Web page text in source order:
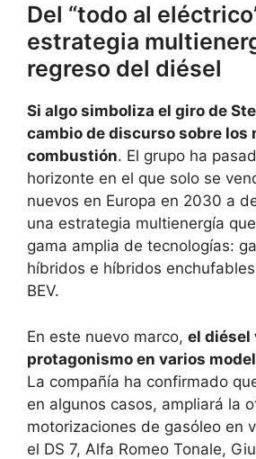
Del “todo al
estrategia
regreso del diésel
Si algo simboliza el giro de
cambio de discurso sobre los
combustión. El grupo ha
horizonte en el que solo se
nuevos en Europa en 2030 a
una estrategia multienergía
gama amplia de tecnologías:
híbridos e híbridos
BEV.
En este nuevo marco, el diésel
protagonismo en varios
La compañía ha confirmado
en algunos casos, ampliará la
motorizaciones de gasóleo en
el DS 7, Alfa Romeo Tonale,